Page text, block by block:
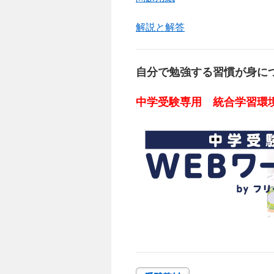
解説と解答
自分で勉強する習慣が身に
中学受験専用 統合学習環